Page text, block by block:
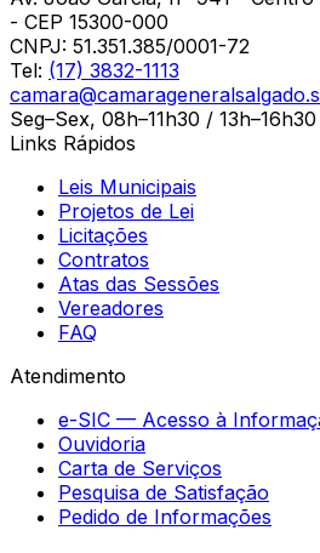
- CEP 15300-000
CNPJ: 51.351.385/0001-72
Tel: (17) 3832-1113
Seg–Sex, 08h–11h30 / 13h–16h30
Links Rápidos
Leis Municipais
Projetos de Lei
Licitações
Contratos
Atas das Sessões
Vereadores
FAQ
Atendimento
e-SIC — Acesso à
Ouvidoria
Carta de Serviços
Pesquisa de Satisfação
Pedido de Informações